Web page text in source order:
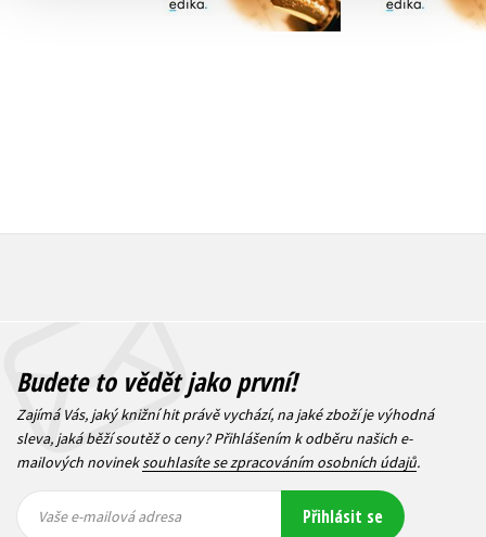
199 Kč
159 Kč 135 Kč
Budete to vědět jako první!
Zajímá Vás, jaký knižní hit právě vychází, na jaké zboží je výhodná
sleva, jaká běží soutěž o ceny? Přihlášením k odběru našich e-
mailových novineksouhlasíte se zpracováním osobních údajů.
mailová
mailová
Vaše e-mailová adresa Přihlásit se